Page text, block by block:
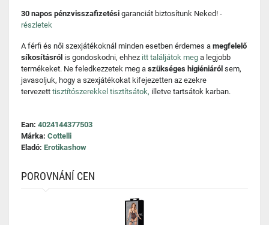
30 napos pénzvisszafizetési garanciát biztosítunk Neked! -
részletek
A férfi és női szexjátékoknál minden esetben érdemes a megfelelő
síkosításról is gondoskodni, ehhez itt találjátok meg a legjobb
termékeket. Ne feledkezzetek meg a szükséges higiéniáról sem,
javasoljuk, hogy a szexjátékokat kifejezetten az ezekre
tervezett tisztítószerekkel tisztítsátok, illetve tartsátok karban.
Ean: 4024144377503
Márka: Cottelli
Eladó: Erotikashow
POROVNÁNÍ CEN